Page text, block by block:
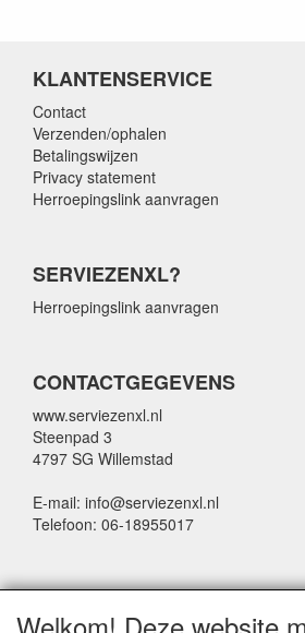
KLANTENSERVICE
Contact
Verzenden/ophalen
Betalingswijzen
Privacy statement
Herroepingslink aanvragen
SERVIEZENXL?
Herroepingslink aanvragen
CONTACTGEGEVENS
www.serviezenxl.nl
Steenpad 3
4797 SG Willemstad
E-mail: info@serviezenxl.nl
Telefoon: 06-18955017